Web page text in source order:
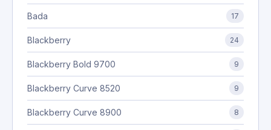
Bada 17
Blackberry 24
Blackberry Bold 9700 9
Blackberry Curve 8520 9
Blackberry Curve 8900 8